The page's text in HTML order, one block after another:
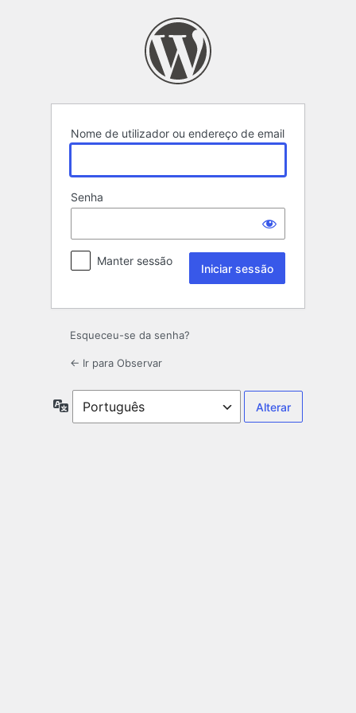
Nome de utilizador ou endereço de email
Senha
Manter sessão
Esqueceu-se da senha?
← Ir para Observar
Idioma